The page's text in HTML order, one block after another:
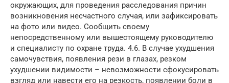
окружающих, для проведения расследования причин
возникновения несчастного случая, или зафиксировать
на фото или видео. Сообщить своему
непосредственному или вышестоящему руководителю
и специалисту по охране труда. 4.6. В случае ухудшения
самочувствия, появления рези в глазах, резком
ухудшении видимости – невозможности сфокусировать
взгляд или навести его на резкость, появлении боли в